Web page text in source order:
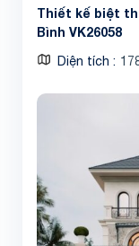
Thiết kế biệt
Bình VK26058
Diện tích